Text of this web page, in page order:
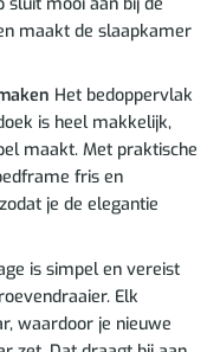
maakt de slaapkamer
Het bedoppervlak
is heel makkelijk,
maakt. Met praktische
fris en
je de elegantie
is simpel en vereist
Elk
waardoor je nieuwe